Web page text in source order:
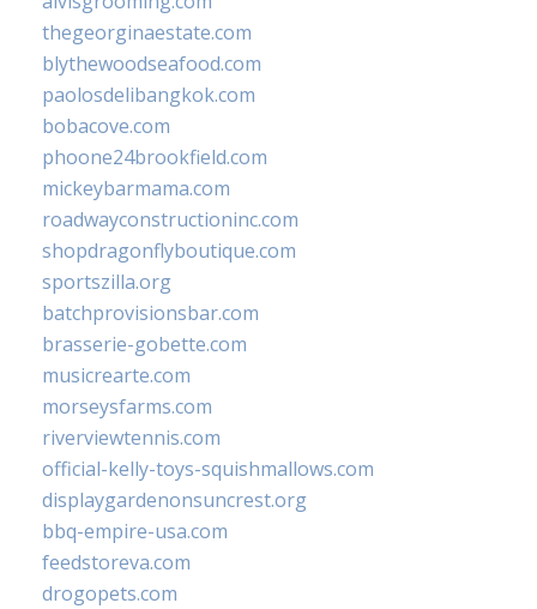
thegeorginaestate.com
blythewoodseafood.com
paolosdelibangkok.com
bobacove.com
phoone24brookfield.com
mickeybarmama.com
roadwayconstructioninc.com
shopdragonflyboutique.com
sportszilla.org
batchprovisionsbar.com
brasserie-gobette.com
musicrearte.com
morseysfarms.com
riverviewtennis.com
official-kelly-toys-squishmallows.com
displaygardenonsuncrest.org
bbq-empire-usa.com
feedstoreva.com
drogopets.com